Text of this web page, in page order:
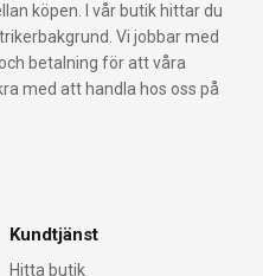
köpen. I vår butik hittar du
Vi jobbar med
betalning för att våra
med att handla hos oss på
Kundtjänst
Hitta butik